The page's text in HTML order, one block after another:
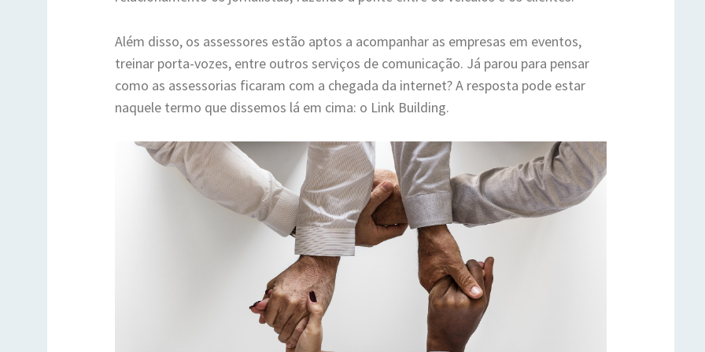
Além disso, os assessores estão aptos a acompanhar as empresas em eventos,
treinar porta-vozes, entre outros serviços de comunicação. Já parou para pensar
como as assessorias ficaram com a chegada da internet? A resposta pode estar
naquele termo que dissemos lá em cima: o Link Building.